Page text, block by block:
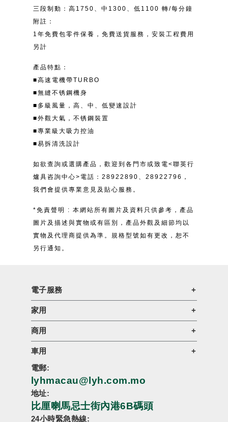
三段制動：高1750、中1300、低1100 轉/每分鐘
附註：
1年免費包零件保養，免費送貨服務，安裝工程費用
另計
產品特點：
■高速電機帶TURBO
■無縫不锈鋼機身
■多級風量，高、中、低變速設計
■外觀大氣，不锈鋼裝置
■專業級大吸力控油
■易拆清洗設計
如欲查詢或選購產品，歡迎到各門市或致電<聯英行
爐具咨詢中心>電話：28922890、28922796，
我們會提供專業意見及貼心服務。
*免責聲明 : 本網站所有圖片及資料只供參考，產品
圖片及描述與實物或有區別，產品外觀及細節均以
實物及代理商提供為準。規格型號如有更改，恕不
另行通知。
電子服務
家用
商用
車用
電郵:
lyhmacau@lyh.com.mo
地址:
比厘喇馬忌士街內港6B碼頭
24小時緊急熱線: